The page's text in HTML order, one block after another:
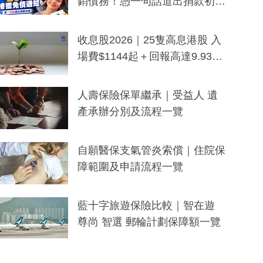
一度被誤當詐騙手段
收息股2026｜25隻高息港股 入
場費$1144起＋回報高達9.93
人壽保險保單繼承｜受益人 遺
產承辦分別及流程一覽
自願醫保支氣管炎索償｜住院保
障範圍及申請流程一覽
藍十字旅遊保險比較｜智在遊
尊尚 智選 郵輪計劃保障額一覽